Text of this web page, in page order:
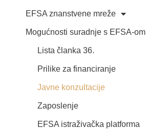
EFSA znanstvene mreže
Mogućnosti suradnje s EFSA-om
Lista članka 36.
Prilike za financiranje
Javne konzultacije
Zaposlenje
EFSA istraživačka platforma